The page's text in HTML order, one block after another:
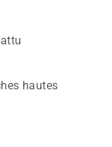
hautes